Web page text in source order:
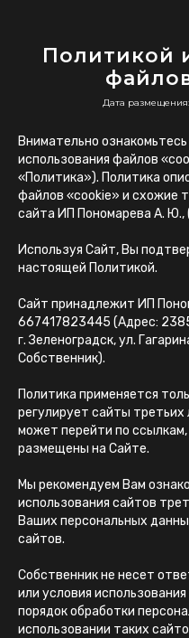
Политикой
Дата размещения:
Внимательно
использования файлов
«Политика»). Политика
файлов «cookie» и схожие
сайта ИП Пономарева А. Ю.,
Используя Сайт, Вы
настоящей Политикой.
Сайт принадлежит ИП
667417823445 (Адрес:
г. Зеленоградск, ул.
Собственник).
Политика применяется
регулирует сайты
может перейти по
размещены на Сайте.
Мы рекомендуем Вам
использования сайтов
Ваших персональных
сайтов.
Собственник не несет
или условия
порядок обработки
использовании таких